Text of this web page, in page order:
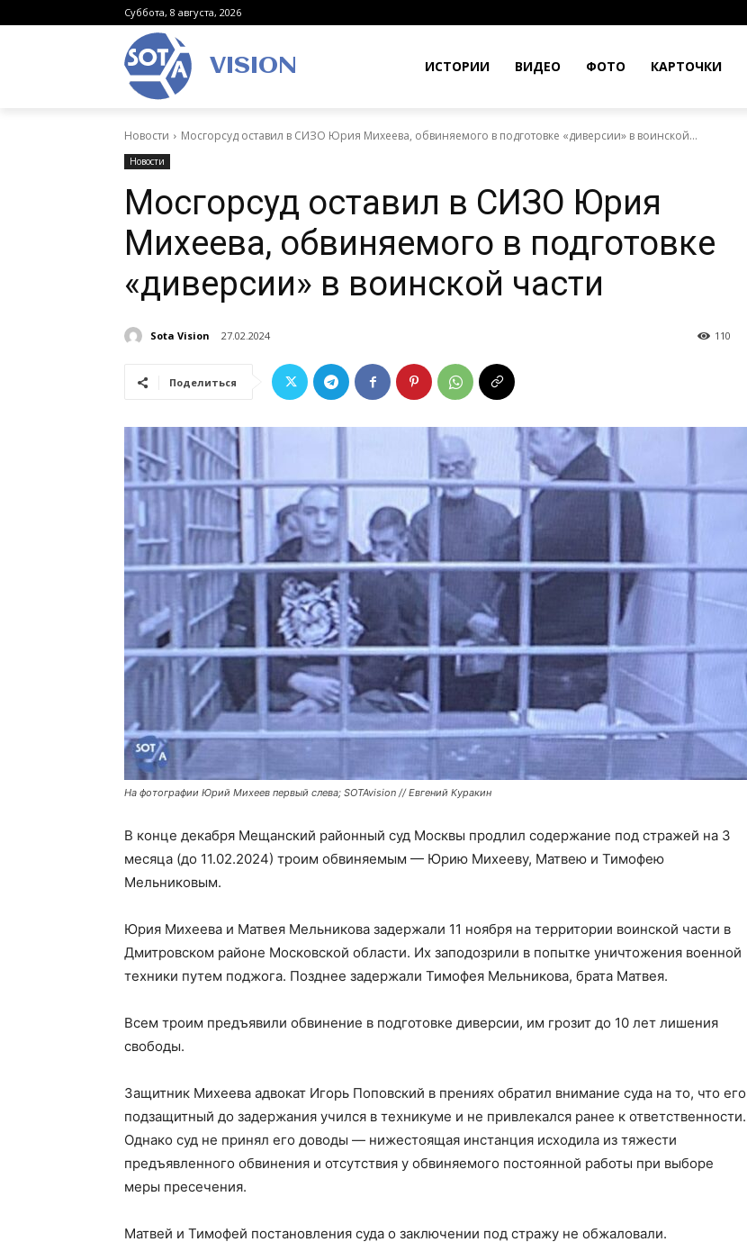
Суббота, 8 августа, 2026
VISION ИСТОРИИ ВИДЕО ФОТО КАРТОЧКИ
Новости Мосгорсуд оставил в СИЗО Юрия Михеева, обвиняемого в подготовке «диверсии» в воинской...
Новости
Мосгорсуд оставил в СИЗО Юрия
Михеева, обвиняемого в подготовке
«диверсии» в воинской части
Sota Vision 27.02.2024 110
Поделиться
На фотографии Юрий Михеев первый слева; SOTAvision // Евгений Куракин
В конце декабря Мещанский районный суд Москвы продлил содержание под стражей на 3
месяца (до 11.02.2024) троим обвиняемым — Юрию Михееву, Матвею и Тимофею
Мельниковым.
Юрия Михеева и Матвея Мельникова задержали 11 ноября на территории воинской части в
Дмитровском районе Московской области. Их заподозрили в попытке уничтожения военной
техники путем поджога. Позднее задержали Тимофея Мельникова, брата Матвея.
Всем троим предъявили обвинение в подготовке диверсии, им грозит до 10 лет лишения
свободы.
Защитник Михеева адвокат Игорь Поповский в прениях обратил внимание суда на то, что его
подзащитный до задержания учился в техникуме и не привлекался ранее к ответственности.
Однако суд не принял его доводы — нижестоящая инстанция исходила из тяжести
предъявленного обвинения и отсутствия у обвиняемого постоянной работы при выборе
меры пресечения.
Матвей и Тимофей постановления суда о заключении под стражу не обжаловали.